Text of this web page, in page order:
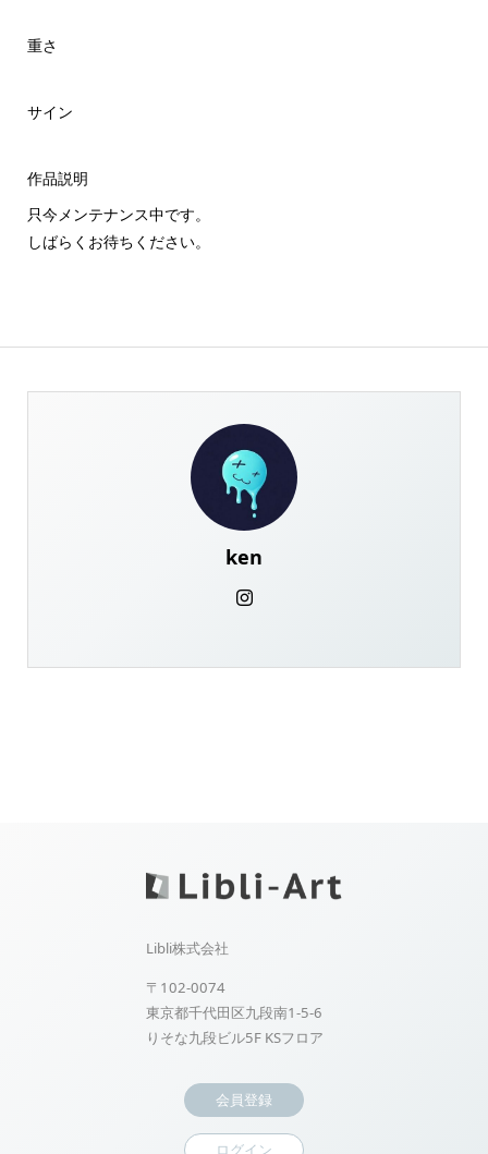
重さ
サイン
作品説明
只今メンテナンス中です。
しばらくお待ちください。
ken
Libli株式会社
〒102-0074
東京都千代田区九段南1-5-6
りそな九段ビル5F KSフロア
会員登録
ログイン